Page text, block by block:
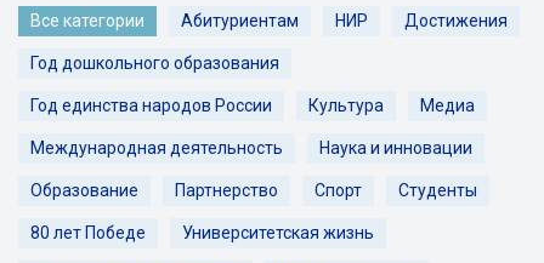
Все категории Абитуриентам НИР Достижения
Год дошкольного образования
Год единства народов России Культура Медиа
Международная деятельность Наука и инновации
Образование Партнерство Спорт Студенты
80 лет Победе Университетская жизнь